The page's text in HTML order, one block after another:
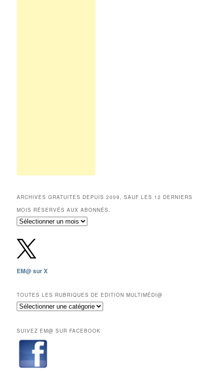
ARCHIVES GRATUITES DEPUIS 2009, SAUF LES 12 DERNIERS
MOIS RÉSERVÉS AUX ABONNÉS.
Archives
depuis
2009,
sauf
les
mois
réservés
aux
EM@ sur X
TOUTES LES RUBRIQUES DE EDITION MULTIMÉDI@
Toutes
de
Edition
Multimédi@
SUIVEZ EM@ SUR FACEBOOK